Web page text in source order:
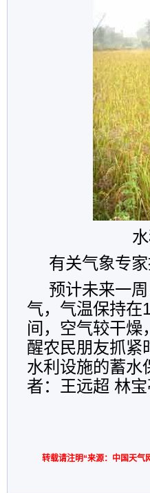
有关气象专家
预计未来一
气，气温保持
间，空气较干燥
醒农民朋友抓紧
水利设施的蓄水
者：王远超 林宝
转载请注明“来源：中国天气